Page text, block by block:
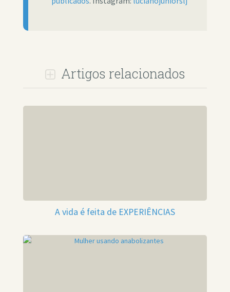
Artigos relacionados
A vida é feita de EXPERIÊNCIAS